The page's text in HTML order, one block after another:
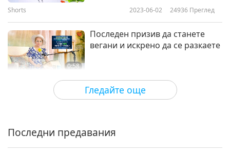
Гледайте още
Shorts 2023-06-02 24936 Преглед
0:58
Последен призив да станете
вегани и искрено да се разкаете
2022-08-10 48276
3:43
Последни предавания